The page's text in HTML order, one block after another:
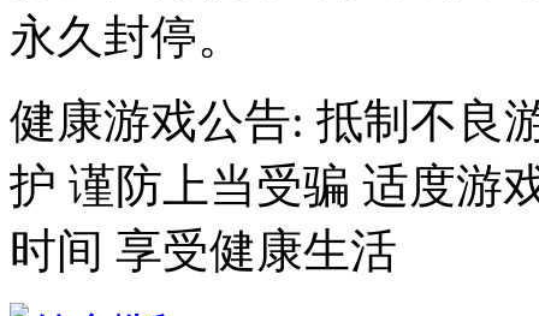
永久封停。
健康游戏公告: 抵制不良
护 谨防上当受骗 适度游
时间 享受健康生活